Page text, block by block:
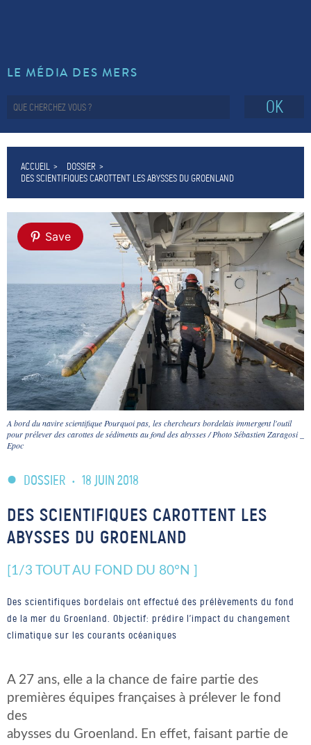
LE MÉDIA DES MERS
OK
ACCUEIL
DOSSIER
DES SCIENTIFIQUES CAROTTENT LES ABYSSES DU GROENLAND
Save
A bord du navire scientifique Pourquoi pas, les chercheurs bordelais immergent l'outil
pour prélever des carottes de sédiments au fond des abysses / Photo Sébastien Zaragosi _
Epoc
DOSSIER • 18 JUIN 2018
DES SCIENTIFIQUES CAROTTENT LES
ABYSSES DU GROENLAND
[1/3 TOUT AU FOND DU 80°N ]
Des scientifiques bordelais ont effectué des prélèvements du fond
de la mer du Groenland. Objectif: prédire l'impact du changement
climatique sur les courants océaniques
A 27 ans, elle a la chance de faire partie des
premières équipes françaises à prélever le fond
des
abysses du Groenland. En effet, faisant partie de